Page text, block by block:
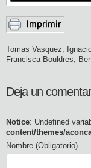
Tomas Vasquez,
Francisca Bouldres,
Deja un
Notice: Undefined
content/themes/
Nombre (Obligatorio)